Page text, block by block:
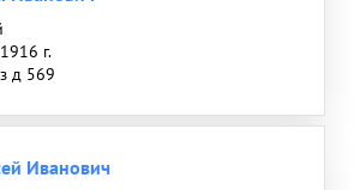
1916 г.
з д 569
Иванович